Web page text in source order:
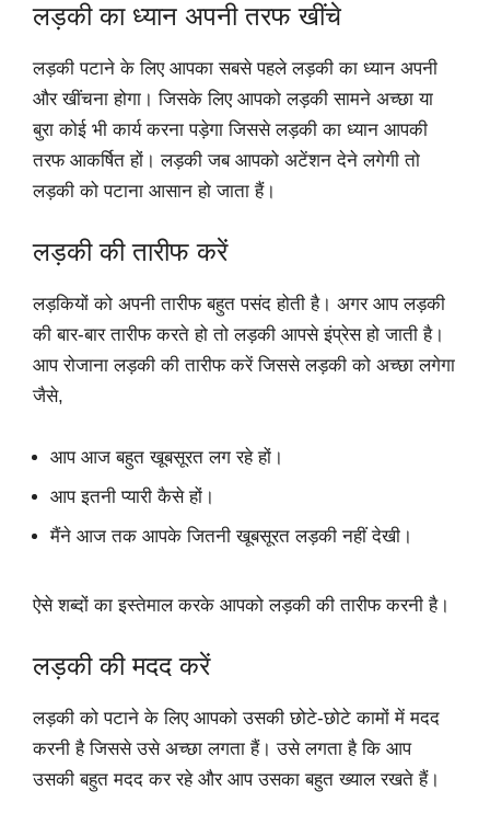
लड़की का ध्यान अपनी तरफ खींचे
लड़की पटाने के लिए आपका सबसे पहले लड़की का ध्यान अपनी
और खींचना होगा।‌‌ जिसके लिए आपको लड़की सामने अच्छा या
बुरा कोई भी कार्य करना पड़ेगा जिससे लड़की का ध्यान आपकी
तरफ आकर्षित हों। लड़की जब आपको अटेंशन देने लगेगी तो
लड़की को पटाना आसान हो जाता हैं।
लड़की की तारीफ करें
लड़कियों को अपनी तारीफ बहुत पसंद होती है। अगर आप लड़की
की बार-बार तारीफ करते हो तो लड़की आपसे इंप्रेस हो जाती है।
आप रोजाना लड़की की तारीफ करें जिससे लड़की को अच्छा लगेगा
जैसे,
आप आज बहुत खूबसूरत लग रहे हों।
आप इतनी प्यारी कैसे हों।
मैंने आज तक आपके जितनी खूबसूरत लड़की नहीं देखी।
ऐसे शब्दों का इस्तेमाल करके आपको लड़की की तारीफ करनी है।
लड़की की मदद करें
लड़की को पटाने के लिए आपको उसकी छोटे-छोटे कामों में मदद
करनी है जिससे उसे अच्छा लगता हैं।‌ उसे लगता है कि आप
उसकी बहुत मदद कर रहे और आप उसका बहुत ख्याल रखते हैं।